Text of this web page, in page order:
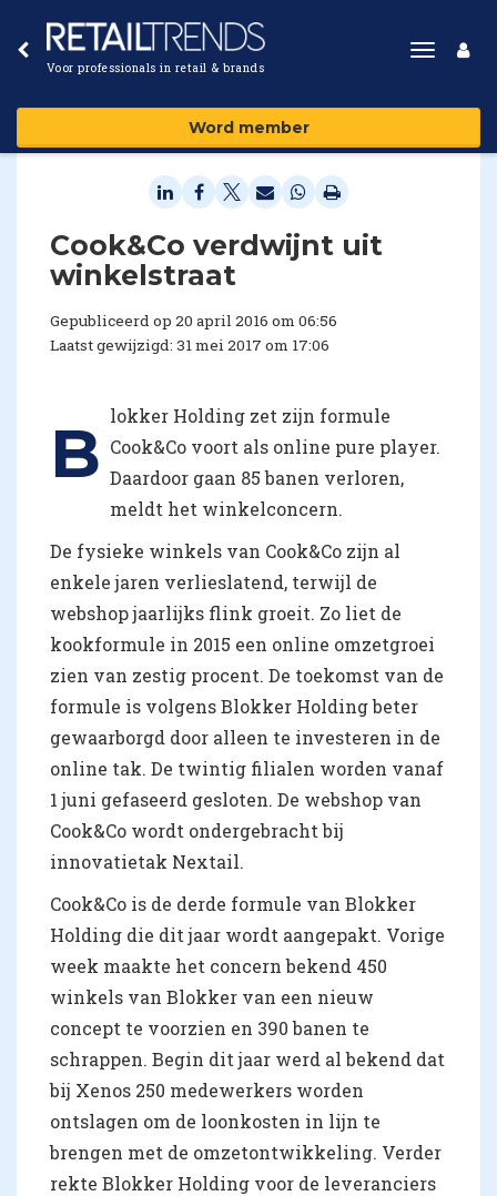
Voor professionals in retail & brands
Toggle
Word member
Cook&Co verdwijnt uit
winkelstraat
Gepubliceerd op 20 april 2016 om 06:56
Laatst gewijzigd: 31 mei 2017 om 17:06
B lokker Holding zet zijn formule
Cook&Co voort als online pure player.
Daardoor gaan 85 banen verloren,
meldt het winkelconcern.
De fysieke winkels van Cook&Co zijn al
enkele jaren verlieslatend, terwijl de
webshop jaarlijks flink groeit. Zo liet de
kookformule in 2015 een online omzetgroei
zien van zestig procent. De toekomst van de
formule is volgens Blokker Holding beter
gewaarborgd door alleen te investeren in de
online tak. De twintig filialen worden vanaf
1 juni gefaseerd gesloten. De webshop van
Cook&Co wordt ondergebracht bij
innovatietak Nextail.
Cook&Co is de derde formule van Blokker
Holding die dit jaar wordt aangepakt. Vorige
week maakte het concern bekend 450
winkels van Blokker van een nieuw
concept te voorzien en 390 banen te
schrappen. Begin dit jaar werd al bekend dat
bij Xenos 250 medewerkers worden
ontslagen om de loonkosten in lijn te
brengen met de omzetontwikkeling. Verder
rekte Blokker Holding voor de leveranciers